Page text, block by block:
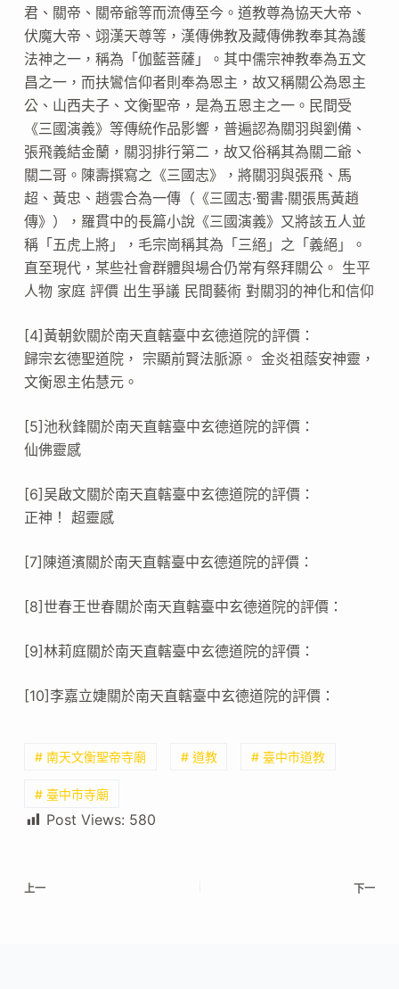
君、關帝、關帝爺等而流傳至今。道教尊為協天大帝、
伏魔大帝、翊漢天尊等，漢傳佛教及藏傳佛教奉其為護
法神之一，稱為「伽藍菩薩」。其中儒宗神教奉為五文
昌之一，而扶鸞信仰者則奉為恩主，故又稱關公為恩主
公、山西夫子、文衡聖帝，是為五恩主之一。民間受
《三國演義》等傳統作品影響，普遍認為關羽與劉備、
張飛義結金蘭，關羽排行第二，故又俗稱其為關二爺、
關二哥。陳壽撰寫之《三國志》，將關羽與張飛、馬
超、黃忠、趙雲合為一傳（《三國志·蜀書·關張馬黃趙
傳》），羅貫中的長篇小說《三國演義》又將該五人並
稱「五虎上將」，毛宗崗稱其為「三絕」之「義絕」。
直至現代，某些社會群體與場合仍常有祭拜關公。 生平
人物 家庭 評價 出生爭議 民間藝術 對關羽的神化和信仰
[4]黃朝欽關於南天直轄臺中玄德道院的評價：
歸宗玄德聖道院， 宗顯前賢法脈源。 金炎祖蔭安神靈，
文衡恩主佑慧元。
[5]池秋鋒關於南天直轄臺中玄德道院的評價：
仙佛靈感
[6]吴啟文關於南天直轄臺中玄德道院的評價：
正神！ 超靈感
[7]陳道濱關於南天直轄臺中玄德道院的評價：
[8]世春王世春關於南天直轄臺中玄德道院的評價：
[9]林莉庭關於南天直轄臺中玄德道院的評價：
[10]李嘉立婕關於南天直轄臺中玄德道院的評價：
# 南天文衡聖帝寺廟 # 道教 # 臺中市道教
# 臺中市寺廟
Post Views: 580
上一 下一